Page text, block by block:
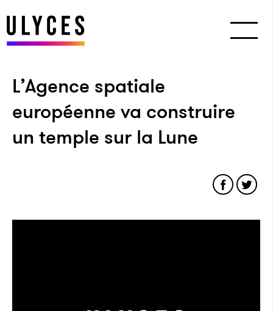
L’Agence spatiale
européenne va construire
un temple sur la Lune